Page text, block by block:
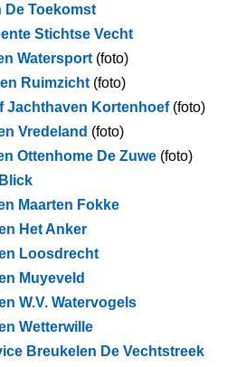
De Toekomst
Stichtse Vecht
Watersport (foto)
Ruimzicht (foto)
Jachthaven Kortenhoef(foto)
Vredeland (foto)
Ottenhome De Zuwe (foto)
Maarten Fokke
Het Anker
Loosdrecht
Muyeveld
W.V. Watervogels
Wetterwille
Breukelen De Vechtstreek